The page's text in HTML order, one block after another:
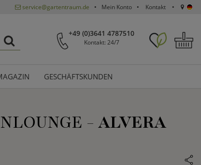
service@gartentraum.de Mein Konto Kontakt
+49 (0)3641 4787510
Kontakt: 24/7
GESCHÄFTSKUNDEN
- ALVERA